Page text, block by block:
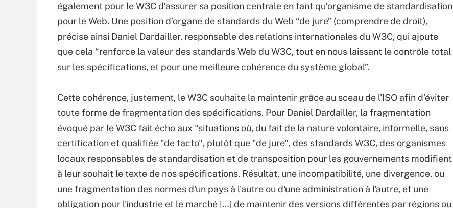
également pour le W3C d’assurer sa position centrale en tant qu’organisme de standardisation
pour le Web. Une position d’organe de standards du Web “de jure” (comprendre de droit),
précise ainsi Daniel Dardailler, responsable des relations internationales du W3C, qui ajoute
que cela “renforce la valeur des standards Web du W3C, tout en nous laissant le contrôle total
sur les spécifications, et pour une meilleure cohérence du système global”.
Cette cohérence, justement, le W3C souhaite la maintenir grâce au sceau de l'ISO afin d’éviter
toute forme de fragmentation des spécifications. Pour Daniel Dardailler, la fragmentation
évoqué par le W3C fait écho aux "situations où, du fait de la nature volontaire, informelle, sans
certification et qualifiée "de facto", plutôt que "de jure", des standards W3C, des organismes
locaux responsables de standardisation et de transposition pour les gouvernements modifient
à leur souhait le texte de nos spécifications. Résultat, une incompatibilité, une divergence, ou
une fragmentation des normes d'un pays à l'autre ou d'une administration à l'autre, et une
obligation pour l'industrie et le marché […] de maintenir des versions différentes par régions ou